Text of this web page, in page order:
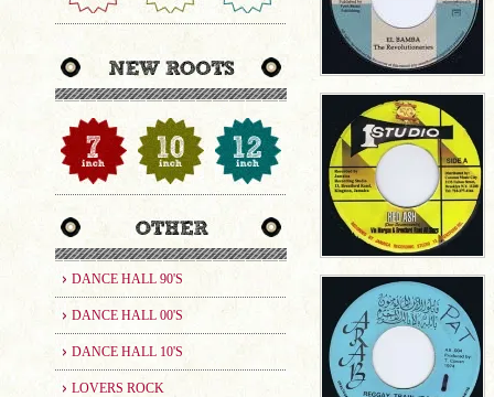
DANCE HALL 90'S
DANCE HALL 00'S
DANCE HALL 10'S
LOVERS ROCK